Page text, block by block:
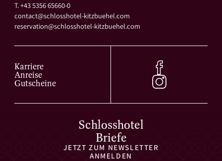
T. +43 5356 65660-0
contact@schlosshotel-kitzbuehel.com
reservation@schlosshotel-kitzbuehel.com
Karriere
Anreise
Gutscheine
Schlosshotel
Briefe
JETZT ZUM NEWSLETTER
ANMELDEN